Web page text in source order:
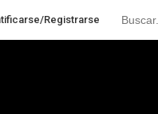
Registrarse